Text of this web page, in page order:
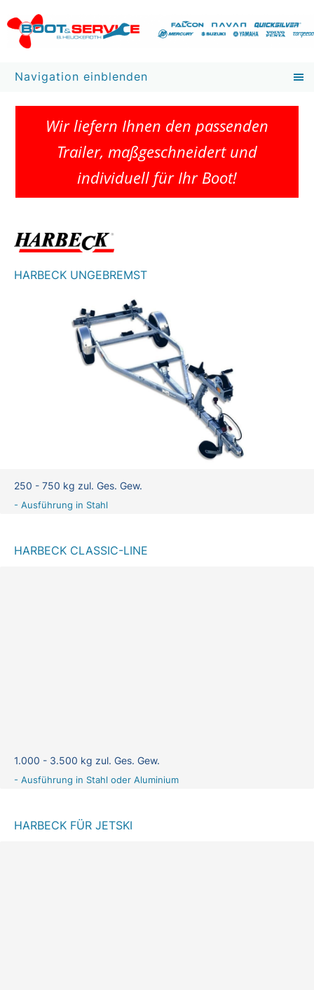
Navigation einblenden
Wir liefern Ihnen den passenden
Trailer, maßgeschneidert und
individuell für Ihr Boot!
HARBECK UNGEBREMST
250 - 750 kg zul. Ges. Gew.
- Ausführung in Stahl
HARBECK CLASSIC-LINE
1.000 - 3.500 kg zul. Ges. Gew.
- Ausführung in Stahl oder Aluminium
HARBECK FÜR JETSKI